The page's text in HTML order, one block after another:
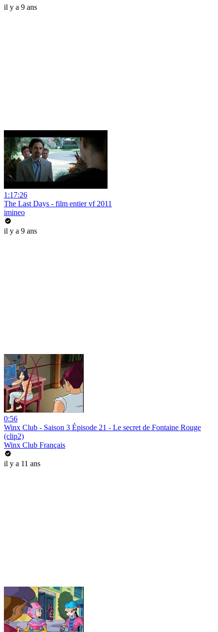
il y a 9 ans
1:17:26
The Last Days - film entier vf 2011
imineo
il y a 9 ans
0:56
Winx Club - Saison 3 Épisode 21 - Le secret de Fontaine Rouge
(clip2)
Winx Club Français
il y a 11 ans